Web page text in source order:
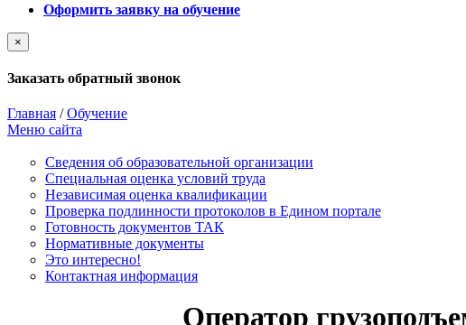
Оформить заявку на обучение
×
Заказать обратный звонок
Главная /Обучение
Меню сайта
Сведения об образовательной организации
Cпециальная оценка условий труда
Независимая оценка квалификации
Проверка подлинности протоколов в Едином портале
Готовность документов ТАК
Нормативные документы
Это интересно!
Контактная информация
Оператор